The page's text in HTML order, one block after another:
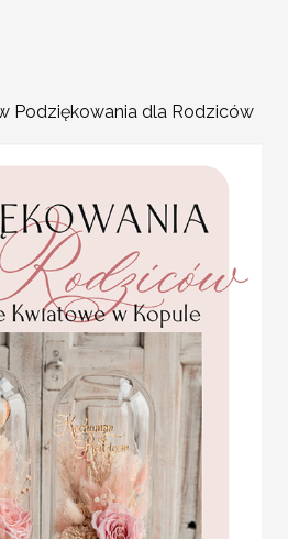
walory dekoracyjne.
ślubne do stylu i
Winietki
Wymiar:
zależny od wybranej
Lista gości:
należy dołączyć ją w
Minimalna ilość: 20 sztuk
Usługa ekspress:
Dopłata 40% do wartości
i realizacja w 7 dni roboczych +
KOLOR OKŁADKI
KOLOR SZNURKA
Podziękowania dla Rodziców